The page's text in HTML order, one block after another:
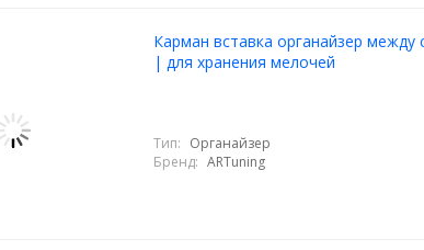
Карман вставка органайзер между
| для хранения мелочей
Тип: Органайзер
Бренд: ARTuning